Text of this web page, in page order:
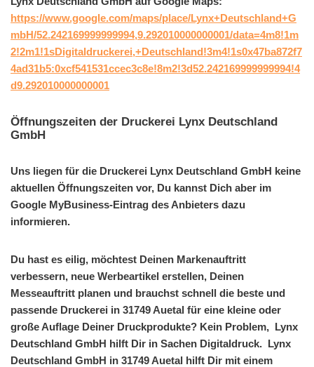
https://www.google.com/maps/place/Lynx+Deutschland+G
mbH/52.242169999999994,9.292010000000001/data=4m8!1m
2!2m1!1sDigitaldruckerei,+Deutschland!3m4!1s0x47ba872f7
4ad31b5:0xcf541531ccec3c8e!8m2!3d52.242169999999994!4
d9.292010000000001
Öffnungszeiten der Druckerei Lynx Deutschland
GmbH
Uns liegen für die Druckerei Lynx Deutschland GmbH keine
aktuellen Öffnungszeiten vor, Du kannst Dich aber im
Google MyBusiness-Eintrag des Anbieters dazu
informieren.
Du hast es eilig, möchtest Deinen Markenauftritt
verbessern, neue Werbeartikel erstellen, Deinen
Messeauftritt planen und brauchst schnell die beste und
passende Druckerei in 31749 Auetal für eine kleine oder
große Auflage Deiner Druckprodukte? Kein Problem, Lynx
Deutschland GmbH hilft Dir in Sachen Digitaldruck. Lynx
Deutschland GmbH in 31749 Auetal hilft Dir mit einem